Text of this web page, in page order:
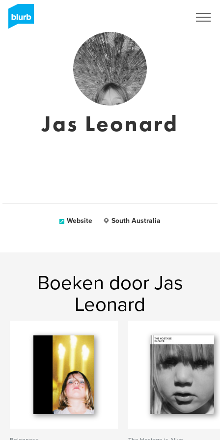
Jas Leonard
Website South Australia
Boeken door Jas
Leonard